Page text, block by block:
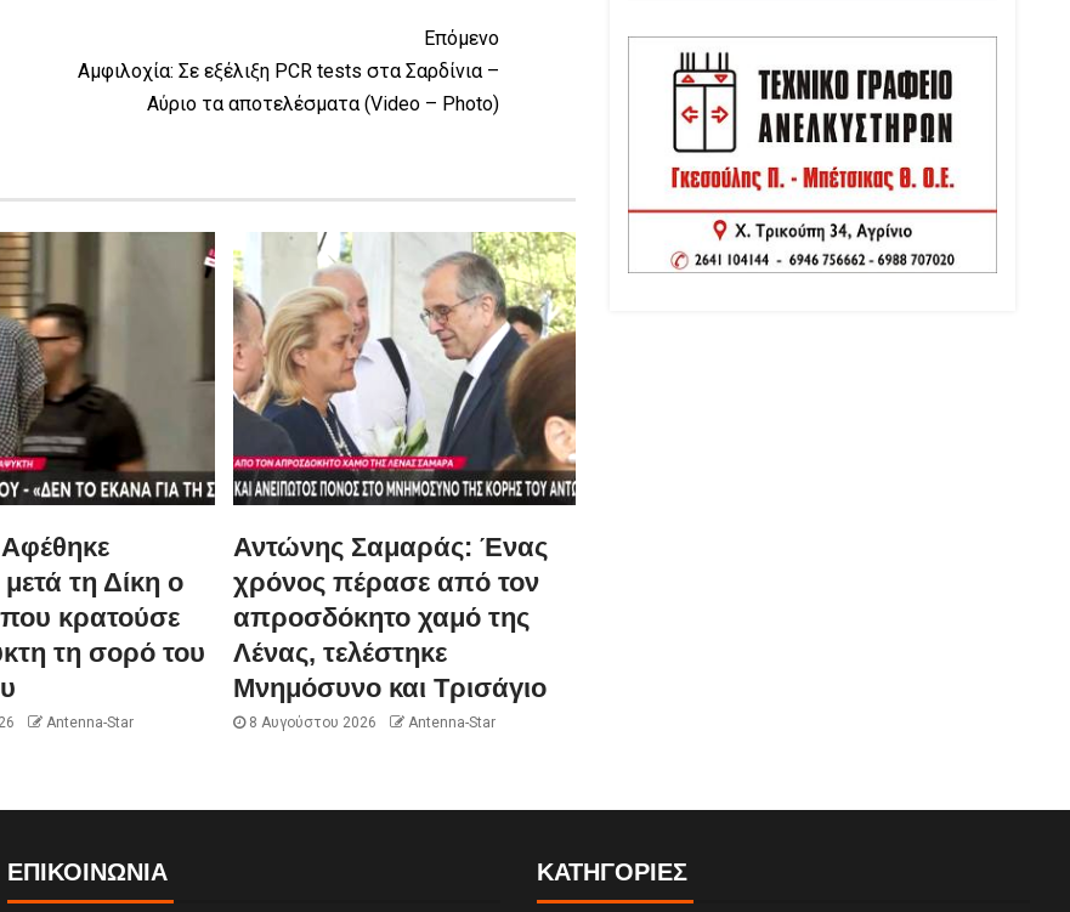
Επόμενο
Αμφιλοχία: Σε εξέλιξη PCR tests στα Σαρδίνια –
Αύριο τα αποτελέσματα (Video – Photo)
τη Δίκη ο
κρατούσε
τη σορό του
Antenna-Star
Αντώνης Σαμαράς: Ένας
χρόνος πέρασε από τον
απροσδόκητο χαμό της
Λένας, τελέστηκε
Μνημόσυνο και Τρισάγιο
8 Αυγούστου 2026 Antenna-Star
ΕΠΙΚΟΙΝΩΝΊΑ ΚΑΤΗΓΟΡΙΕΣ